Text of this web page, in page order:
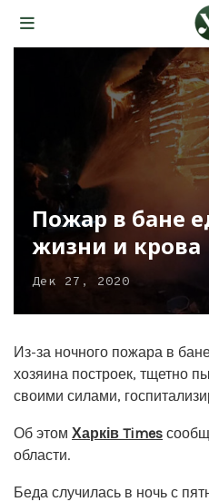
Пожар в бане
жизни и крова
Дек 27, 2020
Из-за ночного пожара в
хозяина построек, тщетно
своими силами,
Об этом Харків Times
области.
Беда случилась в ночь с